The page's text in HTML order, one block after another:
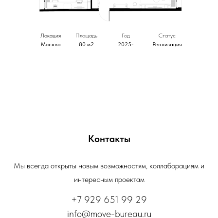
Локация
Москва
Площадь
80 м2
Год
2025-
Статус
Реализация
Контакты
Мы всегда открыты новым возможностям, коллаборациям и
интересным проектам
+7 929 651 99 29
info@move-bureau.ru